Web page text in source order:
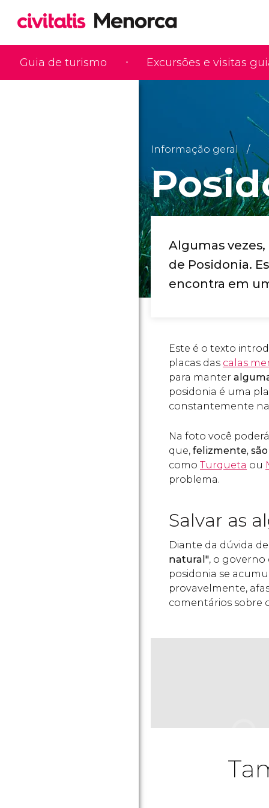
Guia de turismo Excursões e visitas
Informação geral
Algumas
de Posidonia.
encontra em
Este é o texto
placas das calas
para manter
posidonia é uma
constantemente
Na foto você
que, felizmente,
como Turqueta ou
problema.
Salvar as
Diante da dúvida de
natural", o governo
posidonia se
provavelmente,
comentários sobre